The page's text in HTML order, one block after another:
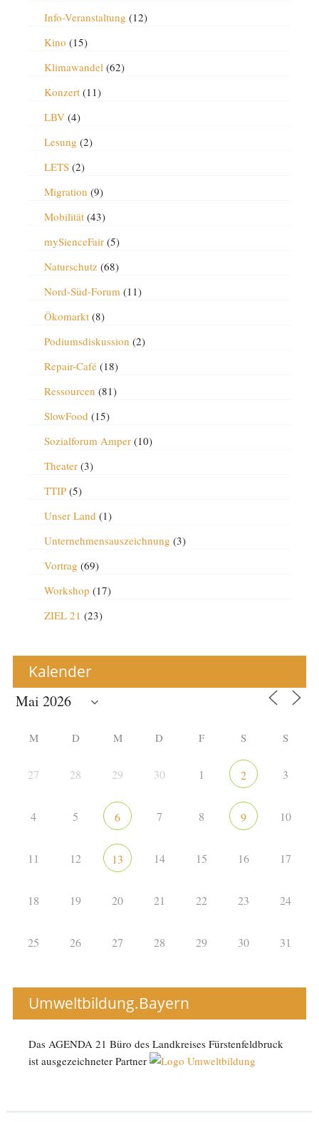
Info-Veranstaltung (12)
Kino (15)
Klimawandel (62)
Konzert(11)
LBV(4)
Lesung (2)
LETS(2)
Migration (9)
Mobilität(43)
mySienceFair(5)
Naturschutz(68)
Nord-Süd-Forum (11)
Ökomarkt(8)
Podiumsdiskussion (2)
Repair-Café(18)
Ressourcen (81)
SlowFood (15)
Sozialforum Amper(10)
Theater(3)
TTIP(5)
Unser Land (1)
Unternehmensauszeichnung (3)
Vortrag (69)
Workshop (17)
ZIEL 21 (23)
Kalender
M D M D F S S
27 28 29 30 1 2 3
4 5 6 7 8 9 10
11 12 13 14 15 16 17
18 19 20 21 22 23 24
25 26 27 28 29 30 31
Umweltbildung.Bayern
Das AGENDA 21 Büro des Landkreises Fürstenfeldbruck
ist ausgezeichneter Partner